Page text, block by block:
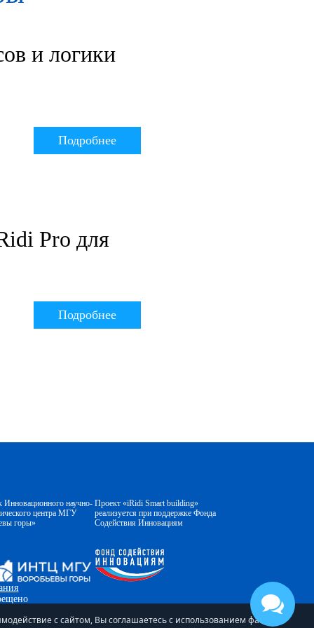
и логики
Подробнее
Pro для
Подробнее
Инновационного научно-
центра МГУ
горы»
Проект «iRidi Smart building»
реализуется при поддержке Фонда
Содействия Инновациям
с сайтом, Вы соглашаетесь с использованием файлов